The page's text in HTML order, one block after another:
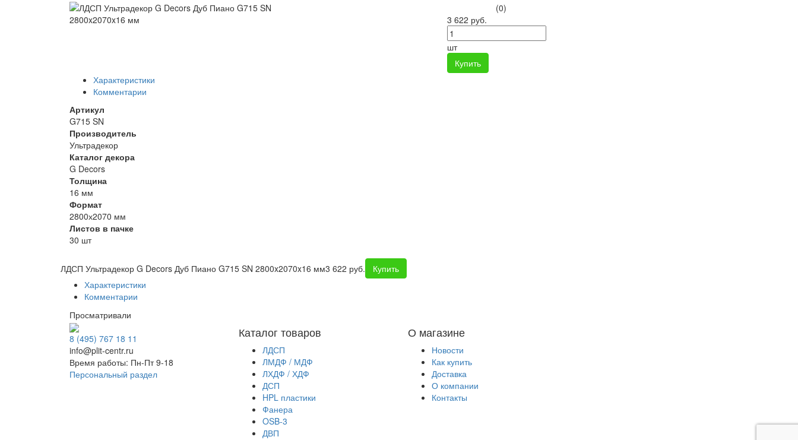
(0)
3 622 руб.
шт
Купить
Характеристики
Комментарии
Артикул
G715 SN
Производитель
Ультрадекор
Каталог декора
G Decors
Толщина
16 мм
Формат
2800х2070 мм
Листов в пачке
30 шт
ЛДСП Ультрадекор G Decors Дуб Пиано G715 SN 2800x2070x16 мм3 622 руб.
Купить
Характеристики
Комментарии
Просматривали
О магазине
Новости
Как купить
Доставка
О компании
Контакты
Каталог товаров
ЛДСП
ЛМДФ / МДФ
ЛХДФ / ХДФ
ДСП
HPL пластики
Фанера
OSB-3
ДВП
8 (495) 767 18 11
info@plit-centr.ru
Время работы: Пн-Пт 9-18
Персональный раздел